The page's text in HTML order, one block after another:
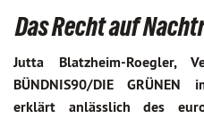
Das Recht auf
Jutta Blatzheim-Roegler,
BÜNDNIS90/DIE
erklärt anlässlich des